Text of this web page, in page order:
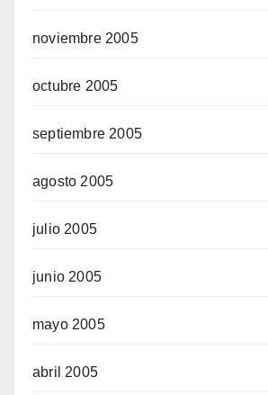
noviembre 2005
octubre 2005
septiembre 2005
agosto 2005
julio 2005
junio 2005
mayo 2005
abril 2005